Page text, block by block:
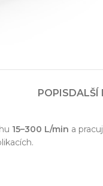
chování zařízení
POPIS DALŠÍ
15–300 L/min a